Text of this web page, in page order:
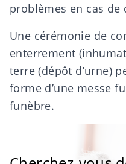
problèmes en cas de
Une cérémonie de
enterrement
terre (dépôt d’urne)
forme d’une messe
funèbre.